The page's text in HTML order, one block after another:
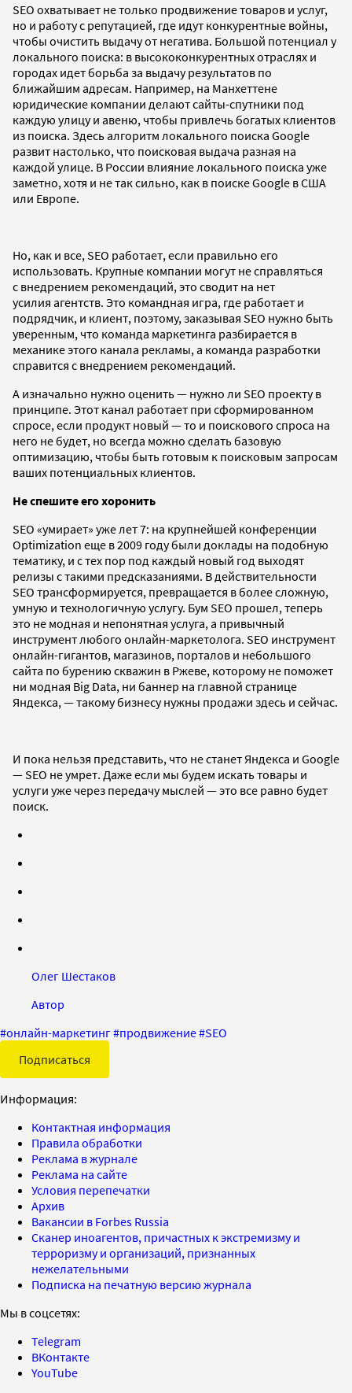
SEO охватывает не только продвижение товаров и услуг,
но и работу с репутацией, где идут конкурентные войны,
чтобы очистить выдачу от негатива. Большой потенциал у
локального поиска: в высококонкурентных отраслях и
городах идет борьба за выдачу результатов по
ближайшим адресам. Например, на Манхеттене
юридические компании делают сайты-спутники под
каждую улицу и авеню, чтобы привлечь богатых клиентов
из поиска. Здесь алгоритм локального поиска Google
развит настолько, что поисковая выдача разная на
каждой улице. В России влияние локального поиска уже
заметно, хотя и не так сильно, как в поиске Google в США
или Европе.
Но, как и все, SEO работает, если правильно его
использовать. Крупные компании могут не справляться
с внедрением рекомендаций, это сводит на нет
усилия агентств. Это командная игра, где работает и
подрядчик, и клиент, поэтому, заказывая SEO нужно быть
уверенным, что команда маркетинга разбирается в
механике этого канала рекламы, а команда разработки
справится с внедрением рекомендаций.
А изначально нужно оценить — нужно ли SEO проекту в
принципе. Этот канал работает при сформированном
спросе, если продукт новый — то и поискового спроса на
него не будет, но всегда можно сделать базовую
оптимизацию, чтобы быть готовым к поисковым запросам
ваших потенциальных клиентов.
Не спешите его хоронить
SEO «умирает» уже лет 7: на крупнейшей конференции
Optimization еще в 2009 году были доклады на подобную
тематику, и с тех пор под каждый новый год выходят
релизы с такими предсказаниями. В действительности
SEO трансформируется, превращается в более сложную,
умную и технологичную услугу. Бум SEO прошел, теперь
это не модная и непонятная услуга, а привычный
инструмент любого онлайн-маркетолога. SEO инструмент
онлайн-гигантов, магазинов, порталов и небольшого
сайта по бурению скважин в Ржеве, которому не поможет
ни модная Big Data, ни баннер на главной странице
Яндекса, — такому бизнесу нужны продажи здесь и сейчас.
И пока нельзя представить, что не станет Яндекса и Google
— SEO не умрет. Даже если мы будем искать товары и
услуги уже через передачу мыслей — это все равно будет
поиск.
Олег Шестаков
Автор
#онлайн-маркетинг#продвижение#SEO
Подписаться
Информация:
Контактная информация
Правила обработки
Реклама в журнале
Реклама на сайте
Условия перепечатки
Архив
Вакансии в Forbes Russia
Сканер иноагентов, причастных к экстремизму и
терроризму и организаций, признанных
нежелательными
Подписка на печатную версию журнала
Мы в соцсетях:
Telegram
ВКонтакте
YouTube